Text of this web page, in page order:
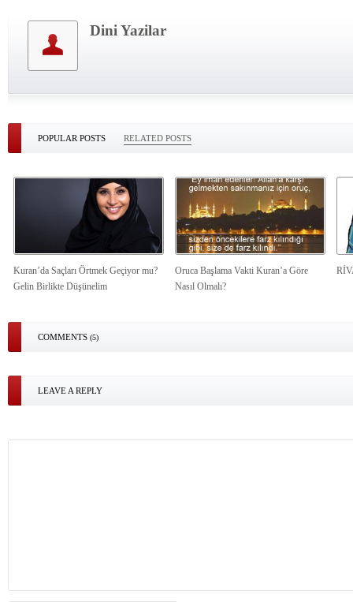
Dini Yazilar
POPULAR POSTS RELATED POSTS
Kuran’da Saçları Örtmek Geçiyor mu?
Gelin Birlikte Düşünelim
Oruca Başlama Vakti Kuran’a Göre
Nasıl Olmalı?
COMMENTS (5)
LEAVE A REPLY